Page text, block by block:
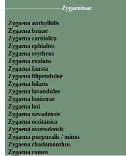
----------------------------Zygaeninae
Zygaena anthyllidis
Zygaena brizae
Zygaena carniolica
Zygaena ephialtes
Zygaena erythrus
Zygaena exulans
Zygaena fausta
Zygaena filipendulae
Zygaena hilaris
Zygaena lavandulae
Zygaena lonicerae
Zygaena loti
Zygaena nevadensis
Zygaena occitanica
Zygaena osterodensis
Zygaena purpuralis / minos
Zygaena rhadamanthus
Zygaena romeo